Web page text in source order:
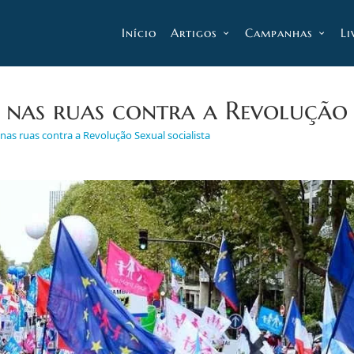
Início Artigos Campanhas
ruas contra a
ruas contra a Revolução Sexual socialista